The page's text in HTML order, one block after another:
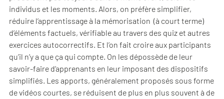
individus et les moments. Alors, on préfère simplifier,
réduire l’apprentissage à la mémorisation (à court terme)
d’éléments factuels, vérifiable au travers des quiz et autres
exercices autocorrectifs. Et l’on fait croire aux participants
qu’il n’y a que ça qui compte. On les dépossède de leur
savoir-faire d’apprenants en leur imposant des dispositifs
simplifiés. Les apports, généralement proposés sous forme
de vidéos courtes, se réduisent de plus en plus souvent à de